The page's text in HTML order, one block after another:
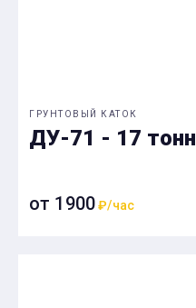
ГРУНТОВЫЙ КАТОК
ДУ-71 - 17 тонн
от 1900₽/час